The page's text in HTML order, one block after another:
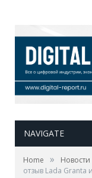
NAVIGATE
Home » Новости
отзыв Lada Granta